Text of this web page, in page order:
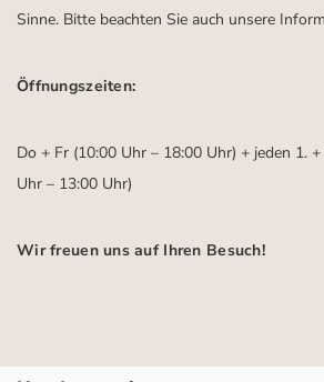
Sinne. Bitte beachten Sie auch unsere
Öffnungszeiten:
Do + Fr (10:00 Uhr – 18:00 Uhr) + jeden 1.
Uhr – 13:00 Uhr)
Wir freuen uns auf Ihren Besuch!